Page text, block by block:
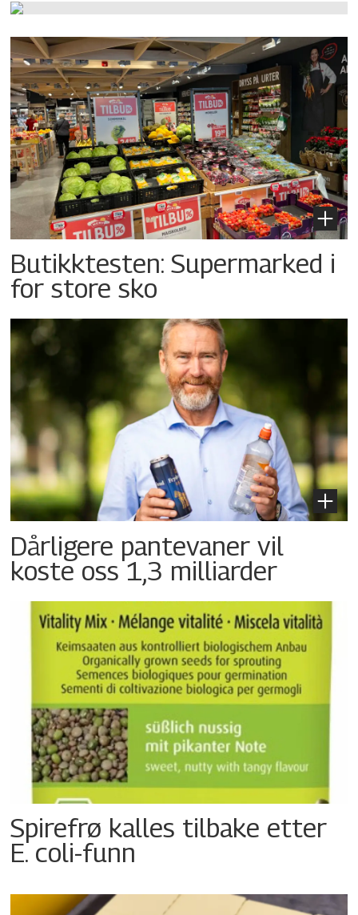
Butikktesten: Supermarked i
for store sko
Dårligere pantevaner vil
koste oss 1,3 milliarder
Spirefrø kalles tilbake etter
E. coli-funn